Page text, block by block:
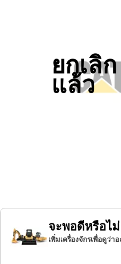
ยกเลิก
แล้ว
จะพอดีหรือไม่
เพิ่มเครื่องจักรเพื่อดูว่